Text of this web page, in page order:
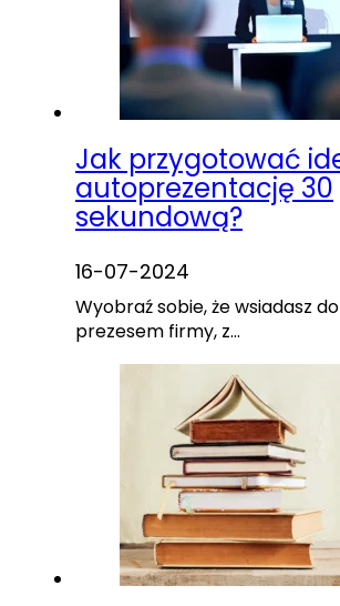
Jak przygotować
autoprezentację 30
sekundową?
16-07-2024
Wyobraź sobie, że wsiadasz
prezesem firmy, z…